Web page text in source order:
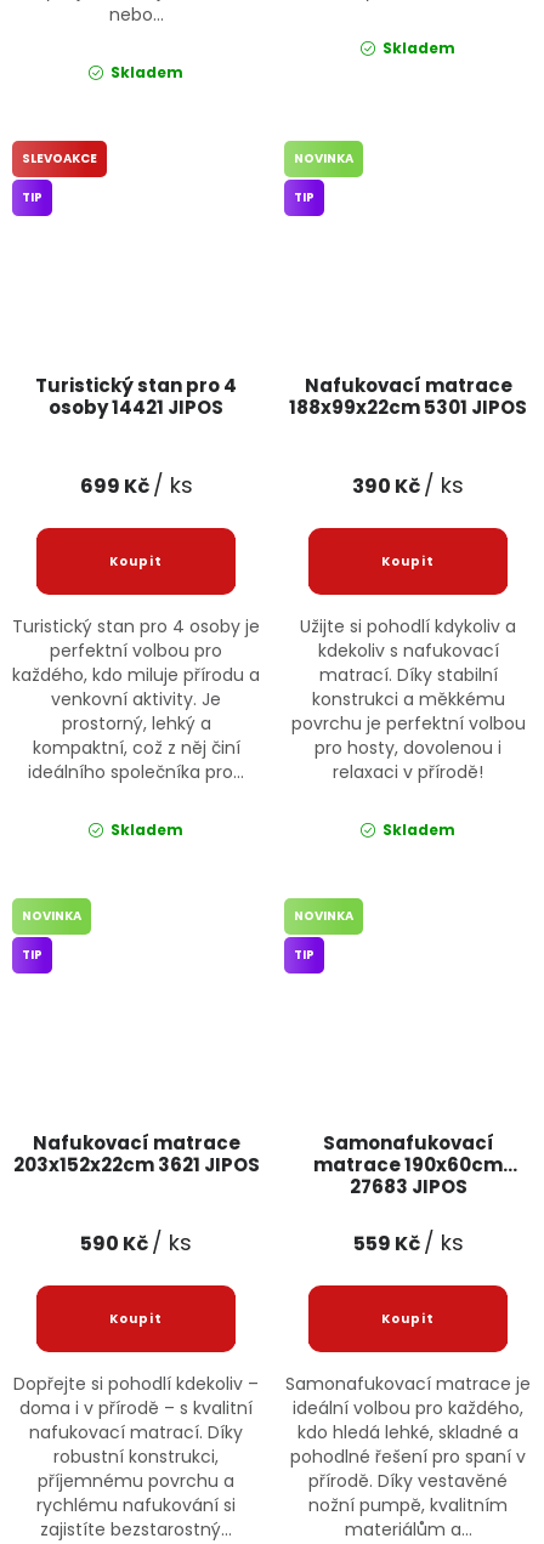
nebo...
Skladem
Skladem
Turistický stan pro 4
osoby 14421 JIPOS
SLEVOAKCE
TIP
699 Kč/ ks
Turistický stan pro 4 osoby je
perfektní volbou pro
každého, kdo miluje přírodu a
venkovní aktivity. Je
prostorný, lehký a
kompaktní, což z něj činí
ideálního společníka pro...
Skladem
Nafukovací matrace
188x99x22cm 5301 JIPOS
NOVINKA
TIP
390 Kč/ ks
Užijte si pohodlí kdykoliv a
kdekoliv s nafukovací
matrací. Díky stabilní
konstrukci a měkkému
povrchu je perfektní volbou
pro hosty, dovolenou i
relaxaci v přírodě!
Skladem
Nafukovací matrace
203x152x22cm 3621 JIPOS
NOVINKA
TIP
590 Kč/ ks
Dopřejte si pohodlí kdekoliv –
doma i v přírodě – s kvalitní
nafukovací matrací. Díky
robustní konstrukci,
příjemnému povrchu a
rychlému nafukování si
zajistíte bezstarostný...
Samonafukovací
matrace 190x60cm
27683 JIPOS
NOVINKA
TIP
559 Kč/ ks
Samonafukovací matrace je
ideální volbou pro každého,
kdo hledá lehké, skladné a
pohodlné řešení pro spaní v
přírodě. Díky vestavěné
nožní pumpě, kvalitním
materiálům a...